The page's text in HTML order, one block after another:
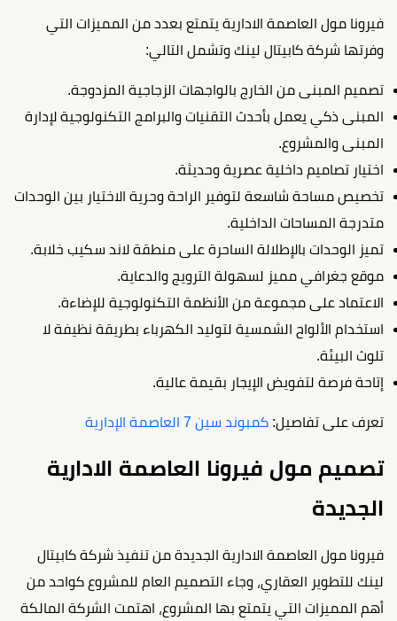
فيرونا مول العاصمة الادارية يتمتع بعدد من المميزات التي
وفرتها شركة كابيتال لينك وتشمل التالي:
تصميم المبنى من الخارج بالواجهات الزجاجية المزدوجة.
المبنى ذكي يعمل بأحدث التقنيات والبرامج التكنولوجية لإدارة
المبنى والمشروع.
اختيار تصاميم داخلية عصرية وحديثة.
تخصيص مساحة شاسعة لتوفير الراحة وحرية الاختيار بين الوحدات
متدرجة المساحات الداخلية.
تميز الوحدات بالإطلالة الساحرة على منطقة لاند سكيب خلابة.
موقع جغرافي مميز لسهولة الترويج والدعاية.
الاعتماد على مجموعة من الأنظمة التكنولوجية للإضاءة.
استخدام الألواح الشمسية لتوليد الكهرباء بطريقة نظيفة لا
تلوث البيئة.
إتاحة فرصة لتفويض الإيجار بقيمة عالية.
تعرف على تفاصيل: كمبوند سين 7 العاصمة الإدارية
تصميم مول فيرونا العاصمة الادارية
الجديدة
فيرونا مول العاصمة الادارية الجديدة من تنفيذ شركة كابيتال
لينك للتطوير العقاري، وجاء التصميم العام للمشروع كواحد من
أهم المميزات التي يتمتع بها المشروع، اهتمت الشركة المالكة